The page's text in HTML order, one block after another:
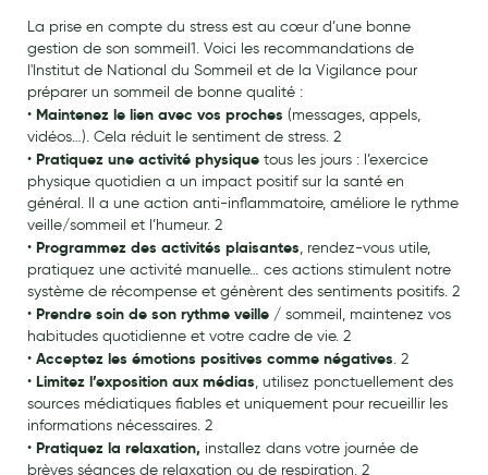
Aromathérapie
Diététique minceur
Phytothérapie
Régimes médicaux
Gemmothérapie
Confiserie
Voies respiratoires
Oligothérapie
Compléments alimentaires
Médicaments et Santé
Premiers soins
La prise en compte du stress est au cœur d’une bonne
gestion de son sommeil1. Voici les recommandations de
l'Institut de National du Sommeil et de la Vigilance pour
préparer un sommeil de bonne qualité :
• Maintenez le lien avec vos proches (messages, appels,
vidéos…). Cela réduit le sentiment de stress. 2
• Pratiquez une activité physique tous les jours : l’exercice
physique quotidien a un impact positif sur la santé en
général. Il a une action anti-inflammatoire, améliore le rythme
veille/sommeil et l’humeur. 2
• Programmez des activités plaisantes, rendez-vous utile,
pratiquez une activité manuelle… ces actions stimulent notre
système de récompense et génèrent des sentiments positifs. 2
• Prendre soin de son rythme veille / sommeil, maintenez vos
habitudes quotidienne et votre cadre de vie. 2
• Acceptez les émotions positives comme négatives. 2
• Limitez l’exposition aux médias, utilisez ponctuellement des
sources médiatiques fiables et uniquement pour recueillir les
informations nécessaires. 2
• Pratiquez la relaxation, installez dans votre journée de
brèves séances de relaxation ou de respiration. 2